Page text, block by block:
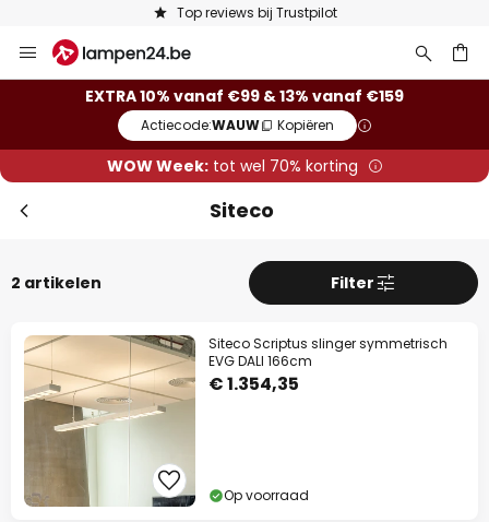
Top reviews bij Trustpilot
naar
EXTRA 10% vanaf €99 & 13% vanaf €159
Actiecode:WAUW Kopiëren
WOW Week:tot wel 70% korting
Siteco
2 artikelen Filter
Siteco Scriptus slinger symmetrisch
EVG DALI 166cm
€ 1.354,35
Op voorraad